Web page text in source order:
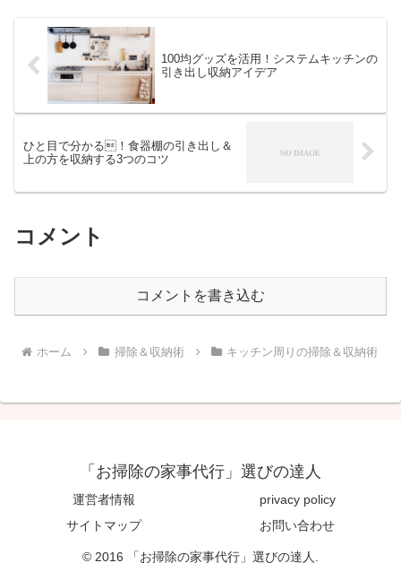
100均グッズを活用！システムキッチンの
引き出し収納アイデア
ひと目で分かる！食器棚の引き出し＆
上の方を収納する3つのコツ
コメント
コメントを書き込む
ホーム 掃除＆収納術 キッチン周りの掃除＆収納術
「お掃除の家事代行」選びの達人
運営者情報
privacy policy
サイトマップ
お問い合わせ
© 2016 「お掃除の家事代行」選びの達人.